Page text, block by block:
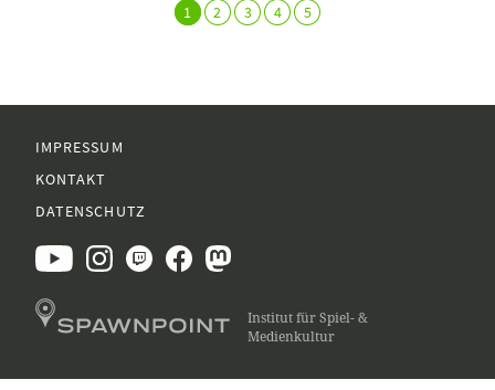
1 2 3 4 5
IMPRESSUM
KONTAKT
DATENSCHUTZ
Institut für Spiel- &
Medienkultur